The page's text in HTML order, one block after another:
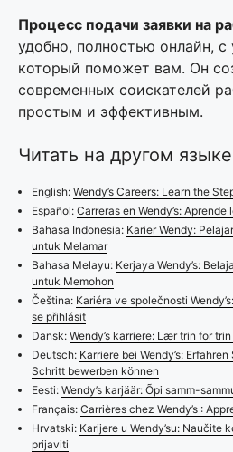
Процесс подачи заявки на
удобно, полностью онлайн,
который поможет вам. Он
современных соискателей
простым и эффективным.
Читать на другом языке
English: Wendy’s Careers: Learn the
Español: Carreras en Wendy’s:
Bahasa Indonesia: Karier Wendy:
untuk Melamar
Bahasa Melayu: Kerjaya Wendy’s:
untuk Memohon
Čeština: Kariéra ve společnosti
se přihlásit
Dansk: Wendy’s karriere: Lær trin for
Deutsch: Karriere bei Wendy’s:
Schritt bewerben können
Eesti: Wendy’s karjäär: Õpi samm-
Français: Carrières chez Wendy’s :
Hrvatski: Karijere u Wendy’su:
prijaviti